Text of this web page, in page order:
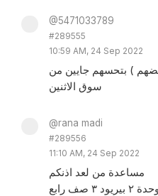
@5471033789
#289555
10:59 AM, 24 Sep 2022
) بتحسهم جايين من
سوق الاثنين
@rana madi
#289556
11:10 AM, 24 Sep 2022
مساعدة من لعد اذنكم
صف رابع